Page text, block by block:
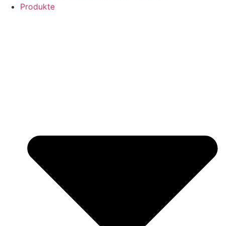
Produkte